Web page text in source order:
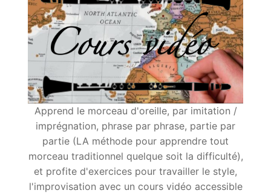
Apprend le morceau d'oreille, par imitation /
imprégnation, phrase par phrase, partie par
partie (LA méthode pour apprendre tout
morceau traditionnel quelque soit la difficulté),
et profite d'exercices pour travailler le style,
l'improvisation avec un cours vidéo accessible